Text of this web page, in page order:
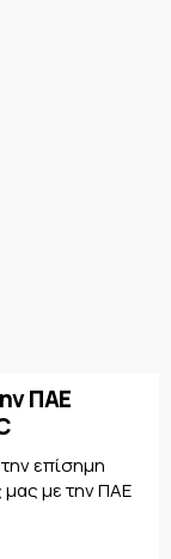
ΠΑΕ
επίσημη
με την ΠΑΕ